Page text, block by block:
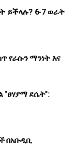
ይችላሉ? 6-7 ወራት
የራሱን ማንነት እና
"ፀሃያማ ደሴት":
በአቡዲቢ